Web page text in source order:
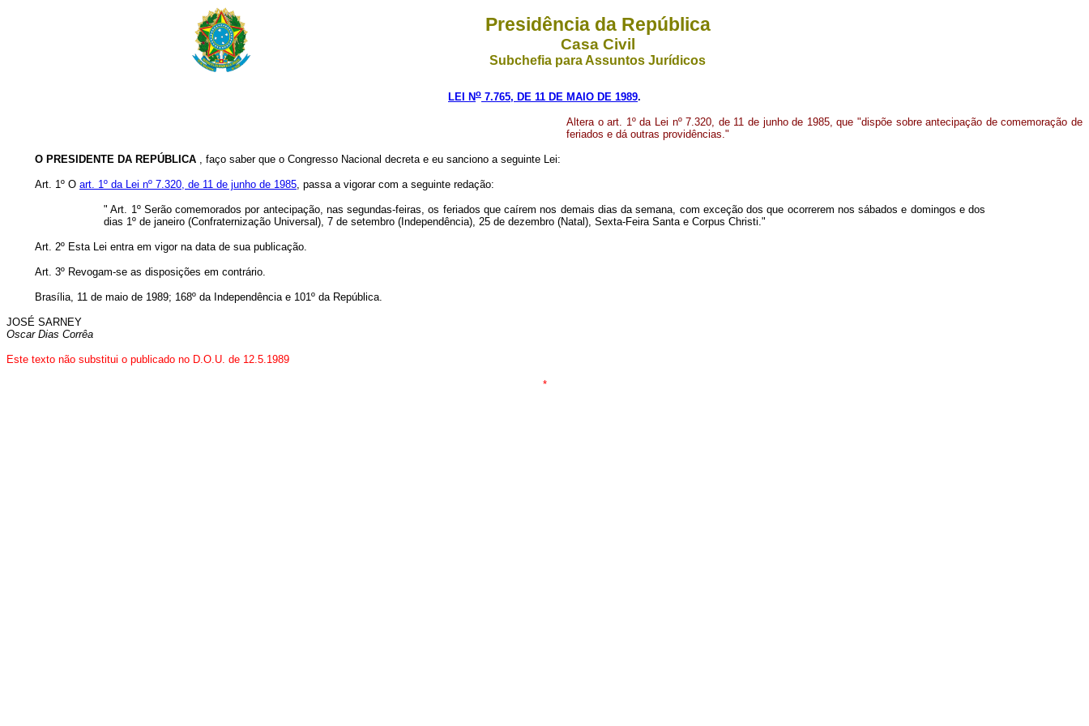
Presidência da República
Casa Civil
Subchefia para Assuntos Jurídicos
LEI No 7.765, DE 11 DE MAIO DE 1989.
Altera o art. 1º da Lei nº 7.320, de 11 de junho de 1985, que "dispõe sobre antecipação de comemoração de
feriados e dá outras providências."
O PRESIDENTE DA REPÚBLICA , faço saber que o Congresso Nacional decreta e eu sanciono a seguinte Lei:
Art. 1º O art. 1º da Lei nº 7.320, de 11 de junho de 1985, passa a vigorar com a seguinte redação:
" Art. 1º Serão comemorados por antecipação, nas segundas-feiras, os feriados que caírem nos demais dias da semana, com exceção dos que ocorrerem nos sábados e domingos e dos
dias 1º de janeiro (Confraternização Universal), 7 de setembro (Independência), 25 de dezembro (Natal), Sexta-Feira Santa e Corpus Christi."
Art. 2º Esta Lei entra em vigor na data de sua publicação.
Art. 3º Revogam-se as disposições em contrário.
Brasília, 11 de maio de 1989; 168º da Independência e 101º da República.
JOSÉ SARNEY
Oscar Dias Corrêa
Este texto não substitui o publicado no D.O.U. de 12.5.1989
*